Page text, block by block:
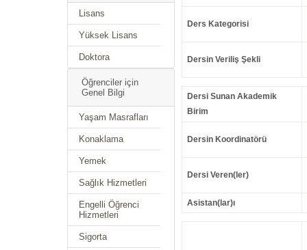
Lisans
Yüksek Lisans
Doktora
Öğrenciler için
Genel Bilgi
Yaşam Masrafları
Konaklama
Yemek
Sağlık Hizmetleri
Engelli Öğrenci
Hizmetleri
Sigorta
Ders Kategorisi
Dersin Veriliş Şekli
Dersi Sunan Akademik
Birim
Dersin Koordinatörü
Dersi Veren(ler)
Asistan(lar)ı